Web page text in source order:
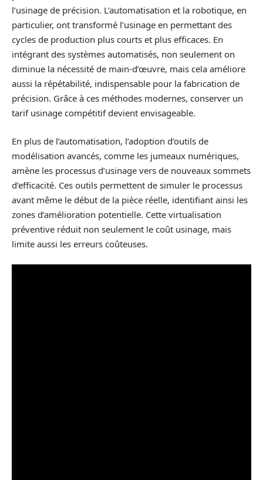
l’usinage de précision. L’automatisation et la robotique, en
particulier, ont transformé l’usinage en permettant des
cycles de production plus courts et plus efficaces. En
intégrant des systèmes automatisés, non seulement on
diminue la nécessité de main-d’œuvre, mais cela améliore
aussi la répétabilité, indispensable pour la fabrication de
précision. Grâce à ces méthodes modernes, conserver un
tarif usinage compétitif devient envisageable.
En plus de l’automatisation, l’adoption d’outils de
modélisation avancés, comme les jumeaux numériques,
amène les processus d’usinage vers de nouveaux sommets
d’efficacité. Ces outils permettent de simuler le processus
avant même le début de la pièce réelle, identifiant ainsi les
zones d’amélioration potentielle. Cette virtualisation
préventive réduit non seulement le coût usinage, mais
limite aussi les erreurs coûteuses.